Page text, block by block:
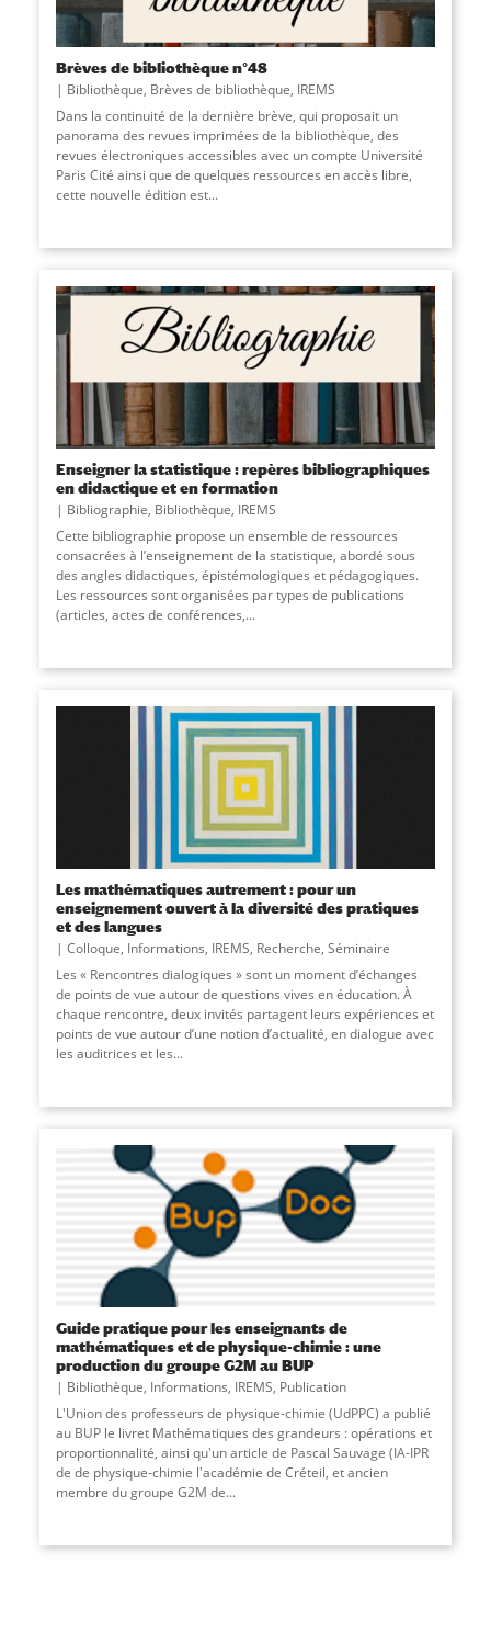
Brèves de bibliothèque n°48
Bibliothèque, Brèves de bibliothèque, IREMS
Dans la continuité de la dernière brève, qui proposait un
panorama des revues imprimées de la bibliothèque, des
revues électroniques accessibles avec un compte Université
Paris Cité ainsi que de quelques ressources en accès libre,
cette nouvelle édition est...
Enseigner la statistique : repères bibliographiques
en didactique et en formation
Bibliographie, Bibliothèque, IREMS
Cette bibliographie propose un ensemble de ressources
consacrées à l’enseignement de la statistique, abordé sous
des angles didactiques, épistémologiques et pédagogiques.
Les ressources sont organisées par types de publications
(articles, actes de conférences,...
Les mathématiques autrement : pour un
enseignement ouvert à la diversité des pratiques
et des langues
Colloque, Informations, IREMS, Recherche, Séminaire
Les « Rencontres dialogiques » sont un moment d’échanges
de points de vue autour de questions vives en éducation. À
chaque rencontre, deux invités partagent leurs expériences et
points de vue autour d’une notion d’actualité, en dialogue avec
les auditrices et les...
Guide pratique pour les enseignants de
mathématiques et de physique-chimie : une
production du groupe G2M au BUP
Bibliothèque, Informations, IREMS, Publication
L'Union des professeurs de physique-chimie (UdPPC) a publié
au BUP le livret Mathématiques des grandeurs : opérations et
proportionnalité, ainsi qu'un article de Pascal Sauvage (IA-IPR
de de physique-chimie l'académie de Créteil, et ancien
membre du groupe G2M de...